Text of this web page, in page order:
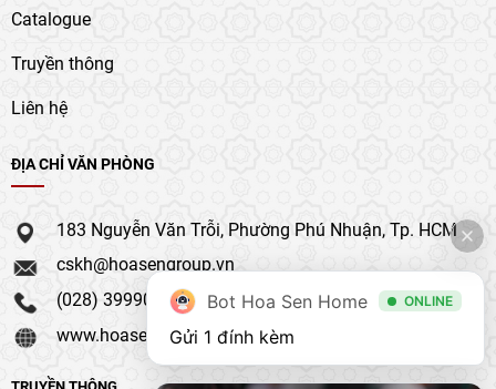
Catalogue
Truyền thông
Liên hệ
ĐỊA CHỈ VĂN PHÒNG
183 Nguyễn Văn Trỗi, Phường Phú Nhuận, Tp. HCM
cskh@hoasengroup.vn
(028) 39990 111
www.hoasengroup.vn
Bot Hoa Sen Home ONLINE
Gửi 1 đính kèm